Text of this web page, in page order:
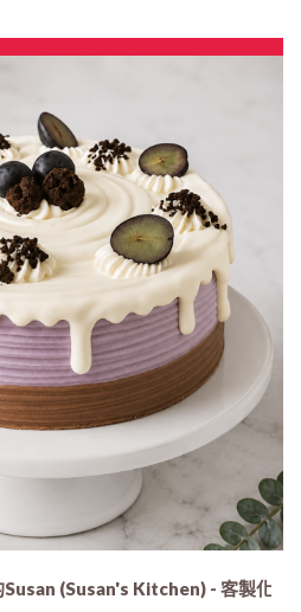
(Susan's Kitchen) - 客製化